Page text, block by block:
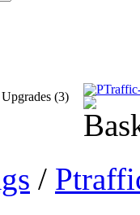
Upgrades (3)
/